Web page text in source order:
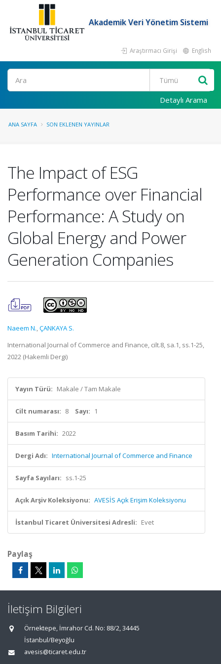
Akademik Veri Yönetim Sistemi
Araştırmacı Girişi English
Ara
Detaylı Arama
ANA SAYFA SON EKLENEN YAYINLAR
The Impact of ESG
Performance over Financial
Performance: A Study on
Global Energy and Power
Generation Companies
Naeem N.,ÇANKAYA S.
International Journal of Commerce and Finance, cilt.8, sa.1, ss.1-25,
2022 (Hakemli Dergi)
Yayın Türü: Makale / Tam Makale
Cilt numarası: 8 Sayı: 1
Basım Tarihi: 2022
Dergi Adı: International Journal of Commerce and Finance
Sayfa Sayıları: ss.1-25
Açık Arşiv Koleksiyonu: AVESİS Açık Erişim Koleksiyonu
İstanbul Ticaret Üniversitesi Adresli: Evet
Paylaş
İletişim Bilgileri
Örnektepe, İmrahor Cd. No: 88/2, 34445
İstanbul/Beyoğlu
avesis@ticaret.edu.tr